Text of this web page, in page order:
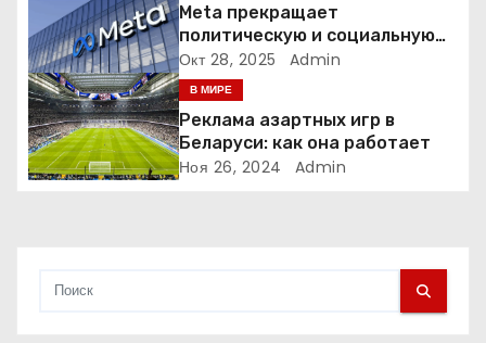
а
п
и
Meta прекращает
политическую и социальную
рекламу в ЕС. Почему это
меняет рынок цифровой
рекламы?
Окт 28, 2025 Admin
В МИРЕ
Реклама азартных игр в
Беларуси: как она работает
Ноя 26, 2024 Admin